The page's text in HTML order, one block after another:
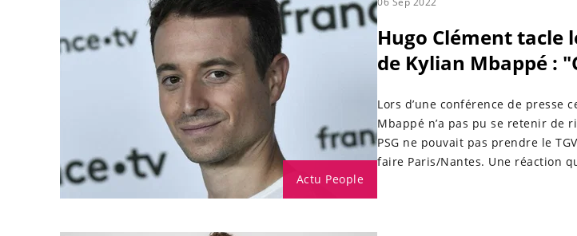
Actu People
Hugo Clément tacle
de Kylian Mbappé :
Lors d’une conférence de presse
Mbappé n’a pas pu se retenir de
PSG ne pouvait pas prendre le
faire Paris/Nantes. Une réaction